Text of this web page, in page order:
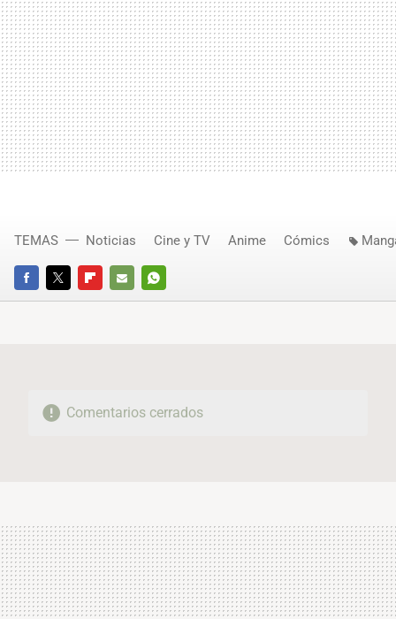
FACEBOOKTWITTERFLIPBOARD
E-
WHATSAPP
TEMAS Noticias Cine y TV Anime Cómics
Comentarios cerrados